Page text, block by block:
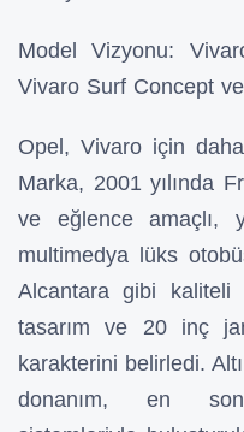
Model Vizyonu:
Vivaro Surf Concept
Opel, Vivaro için
Marka, 2001 yılında
ve eğlence amaçlı,
multimedya lüks
Alcantara gibi kaliteli
tasarım ve 20 inç
karakterini belirledi.
donanım, en